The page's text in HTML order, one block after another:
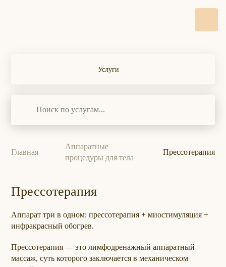
Услуги
Главная
Аппаратные
процедуры для тела
Прессотерапия
Прессотерапия
Аппарат три в одном: прессотерапия + миостимуляция +
инфракрасный обогрев.
Прессотерапия — это лимфодренажный аппаратный
массаж, суть которого заключается в механическом